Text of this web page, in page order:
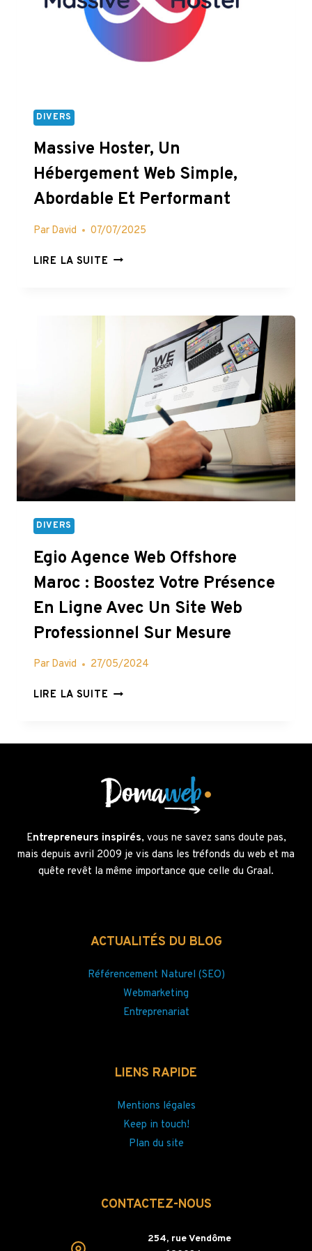
DIVERS
Massive Hoster, Un
Hébergement Web Simple,
Abordable Et Performant
Par David 07/07/2025
LIRE LA SUITE MASSIVE
ABORDABLE
PERFORMANT
DIVERS
Egio Agence Web Offshore
Maroc : Boostez Votre Présence
En Ligne Avec Un Site Web
Professionnel Sur Mesure
Par David 27/05/2024
LIRE LA SUITE EGIO
OFFSHORE
BOOSTEZ
VOTRE
EN
LIGNE
AVEC
PROFESSIONNEL
SUR
Entrepreneurs inspirés, vous ne savez sans doute pas,
mais depuis avril 2009 je vis dans les tréfonds du web et ma
quête revêt la même importance que celle du Graal.
ACTUALITÉS DU BLOG
Référencement Naturel (SEO)
Webmarketing
Entreprenariat
LIENS RAPIDE
Mentions légales
Keep in touch!
Plan du site
CONTACTEZ-NOUS
254, rue Vendôme